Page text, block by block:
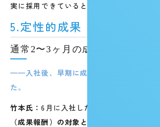
実に採用できているという手応えがありま
5.定性的成果
通常2〜3ヶ月の成果を、入社翌
——入社後、早期に成果を出された方もい
た。
竹本氏：6月に入社したNさんが、
（成果報酬）の対象となる目標を達成